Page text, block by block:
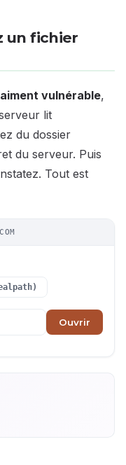
un fichier
vulnérable,
lit
du dossier
du serveur. Puis
Tout est
Ouvrir